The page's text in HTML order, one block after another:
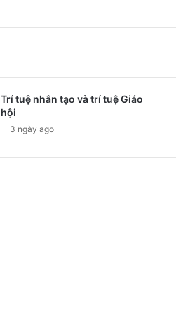
Trí tuệ nhân tạo và trí tuệ Giáo
hội
3 ngày ago